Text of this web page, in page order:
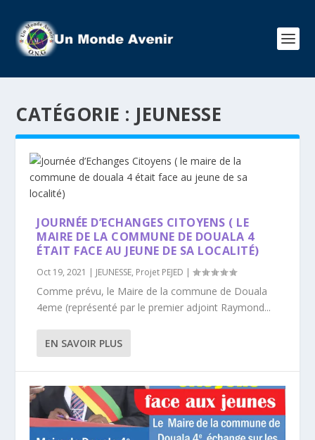
CATÉGORIE : JEUNESSE
JOURNÉE D’ECHANGES CITOYENS ( LE
MAIRE DE LA COMMUNE DE DOUALA 4
ÉTAIT FACE AU JEUNE DE SA LOCALITÉ)
Oct 19, 2021 | JEUNESSE, Projet PEJED |
Comme prévu, le Maire de la commune de Douala
4eme (représenté par le premier adjoint Raymond...
EN SAVOIR PLUS